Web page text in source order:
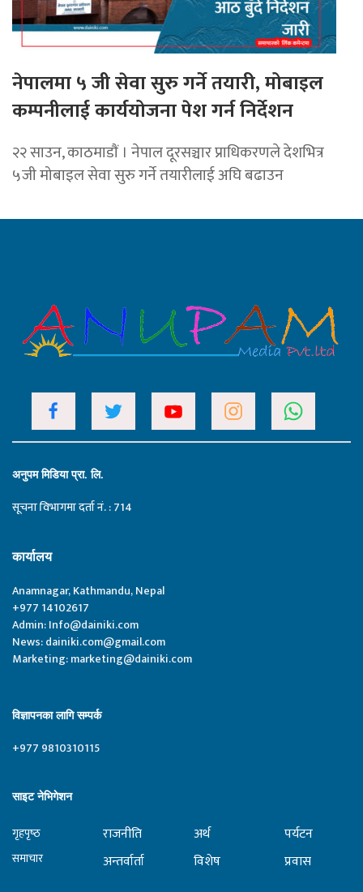
नेपालमा ५ जी सेवा सुरु गर्ने तयारी, मोबाइल
कम्पनीलाई कार्ययोजना पेश गर्न निर्देशन
२२ साउन, काठमाडाैं । नेपाल दूरसञ्चार प्राधिकरणले देशभित्र
५जी मोबाइल सेवा सुरु गर्ने तयारीलाई अघि बढाउन
अनुपम मिडिया प्रा. लि.
सूचना विभागमा दर्ता नं. : 714
कार्यालय
Anamnagar, Kathmandu, Nepal
+977 14102617
Admin:Info@dainiki.com
News:dainiki.com@gmail.com
Marketing:marketing@dainiki.com
विज्ञापनका लागि सम्पर्क
+977 9810310115
साइट नेभिगेशन
गृहपृष्‍ठ
समाचार
राजनीति
अन्तर्वार्ता
अर्थ
विशेष
पर्यटन
प्रवास